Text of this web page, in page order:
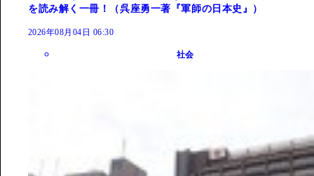
を読み解く一冊！（呉座勇一著『軍師の日本史』）
2026年08月04日 06:30
社会